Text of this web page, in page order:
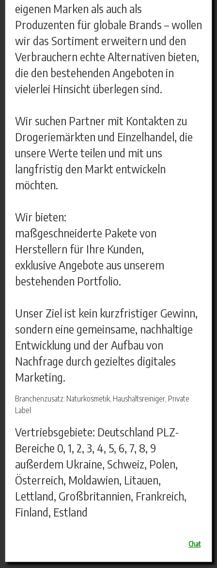
eigenen Marken als auch als
Produzenten für globale Brands – wollen
wir das Sortiment erweitern und den
Verbrauchern echte Alternativen bieten,
die den bestehenden Angeboten in
vielerlei Hinsicht überlegen sind.
Wir suchen Partner mit Kontakten zu
Drogeriemärkten und Einzelhandel, die
unsere Werte teilen und mit uns
langfristig den Markt entwickeln
möchten.
Wir bieten:
maßgeschneiderte Pakete von
Herstellern für Ihre Kunden,
exklusive Angebote aus unserem
bestehenden Portfolio.
Unser Ziel ist kein kurzfristiger Gewinn,
sondern eine gemeinsame, nachhaltige
Entwicklung und der Aufbau von
Nachfrage durch gezieltes digitales
Marketing.
Branchenzusatz: Naturkosmetik, Haushaltsreiniger, Private
Label
Vertriebsgebiete: Deutschland PLZ-
Bereiche 0, 1, 2, 3, 4, 5, 6, 7, 8, 9
außerdem Ukraine, Schweiz, Polen,
Österreich, Moldawien, Litauen,
Lettland, Großbritannien, Frankreich,
Finland, Estland
Chat